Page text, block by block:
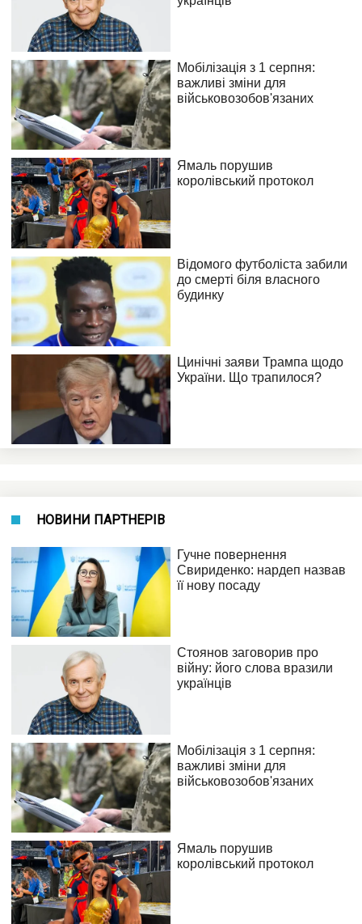
НОВИНИ ПАРТНЕРІВ